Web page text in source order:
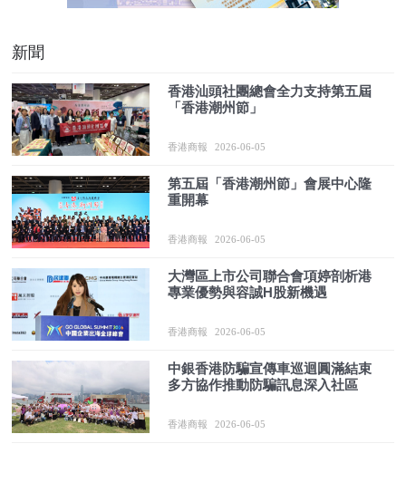
新聞
香港汕頭社團總會全力支持第五屆
「香港潮州節」
香港商報 2026-06-05
第五屆「香港潮州節」會展中心隆
重開幕
香港商報 2026-06-05
大灣區上市公司聯合會項婷剖析港
專業優勢與容誠H股新機遇
香港商報 2026-06-05
中銀香港防騙宣傳車巡迴圓滿結束
多方協作推動防騙訊息深入社區
香港商報 2026-06-05